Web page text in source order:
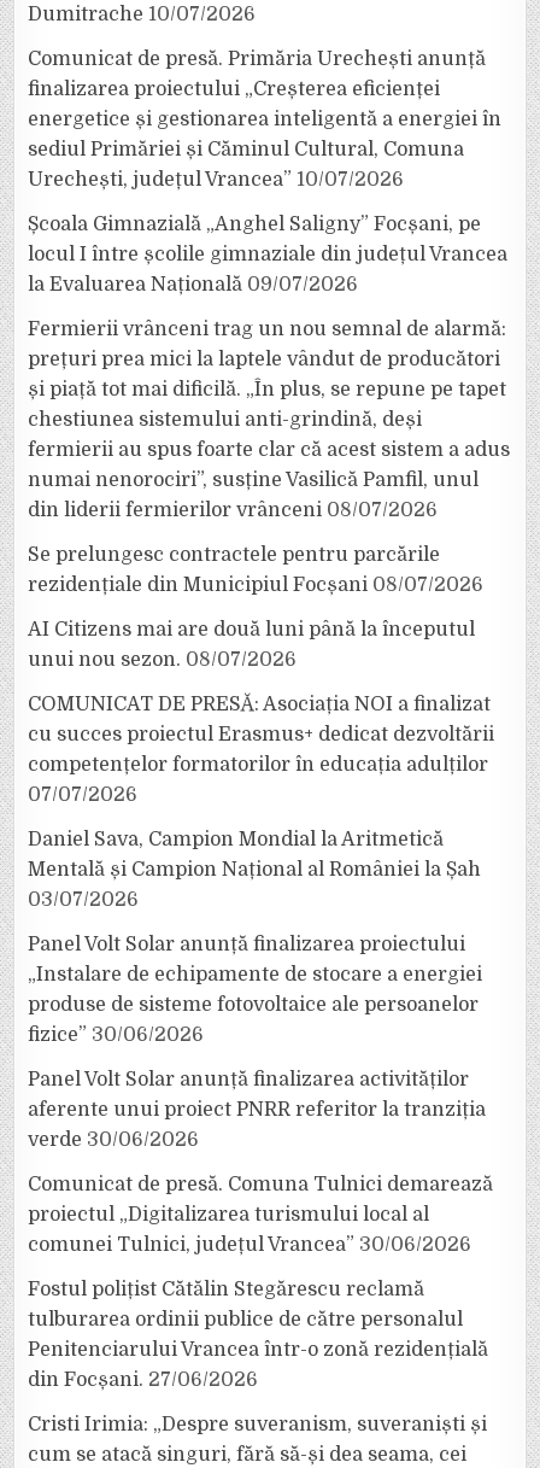
Dumitrache 10/07/2026
Comunicat de presă. Primăria Urechești anunță
finalizarea proiectului „Creșterea eficienței
energetice și gestionarea inteligentă a energiei în
sediul Primăriei și Căminul Cultural, Comuna
Urechești, județul Vrancea” 10/07/2026
Școala Gimnazială „Anghel Saligny” Focșani, pe
locul I între școlile gimnaziale din județul Vrancea
la Evaluarea Națională 09/07/2026
Fermierii vrânceni trag un nou semnal de alarmă:
prețuri prea mici la laptele vândut de producători
și piață tot mai dificilă. „În plus, se repune pe tapet
chestiunea sistemului anti-grindină, deși
fermierii au spus foarte clar că acest sistem a adus
numai nenorociri”, susține Vasilică Pamfil, unul
din liderii fermierilor vrânceni 08/07/2026
Se prelungesc contractele pentru parcările
rezidențiale din Municipiul Focșani 08/07/2026
AI Citizens mai are două luni până la începutul
unui nou sezon. 08/07/2026
COMUNICAT DE PRESĂ: Asociația NOI a finalizat
cu succes proiectul Erasmus+ dedicat dezvoltării
competențelor formatorilor în educația adulților
07/07/2026
Daniel Sava, Campion Mondial la Aritmetică
Mentală și Campion Național al României la Șah
03/07/2026
Panel Volt Solar anunță finalizarea proiectului
„Instalare de echipamente de stocare a energiei
produse de sisteme fotovoltaice ale persoanelor
fizice” 30/06/2026
Panel Volt Solar anunță finalizarea activităților
aferente unui proiect PNRR referitor la tranziția
verde 30/06/2026
Comunicat de presă. Comuna Tulnici demarează
proiectul „Digitalizarea turismului local al
comunei Tulnici, județul Vrancea” 30/06/2026
Fostul polițist Cătălin Stegărescu reclamă
tulburarea ordinii publice de către personalul
Penitenciarului Vrancea într-o zonă rezidențială
din Focșani. 27/06/2026
Cristi Irimia: „Despre suveranism, suveraniști și
cum se atacă singuri, fără să-și dea seama, cei